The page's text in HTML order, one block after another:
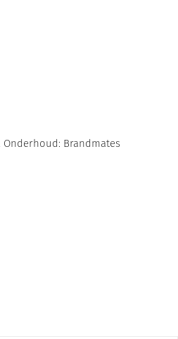
Onderhoud: Brandmates